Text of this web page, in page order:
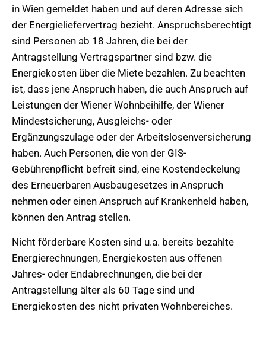
in Wien gemeldet haben und auf deren Adresse sich
der Energieliefervertrag bezieht. Anspruchsberechtigt
sind Personen ab 18 Jahren, die bei der
Antragstellung Vertragspartner sind bzw. die
Energiekosten über die Miete bezahlen. Zu beachten
ist, dass jene Anspruch haben, die auch Anspruch auf
Leistungen der Wiener Wohnbeihilfe, der Wiener
Mindestsicherung, Ausgleichs- oder
Ergänzungszulage oder der Arbeitslosenversicherung
haben. Auch Personen, die von der GIS-
Gebührenpflicht befreit sind, eine Kostendeckelung
des Erneuerbaren Ausbaugesetzes in Anspruch
nehmen oder einen Anspruch auf Krankenheld haben,
können den Antrag stellen.
Nicht förderbare Kosten sind u.a. bereits bezahlte
Energierechnungen, Energiekosten aus offenen
Jahres- oder Endabrechnungen, die bei der
Antragstellung älter als 60 Tage sind und
Energiekosten des nicht privaten Wohnbereiches.